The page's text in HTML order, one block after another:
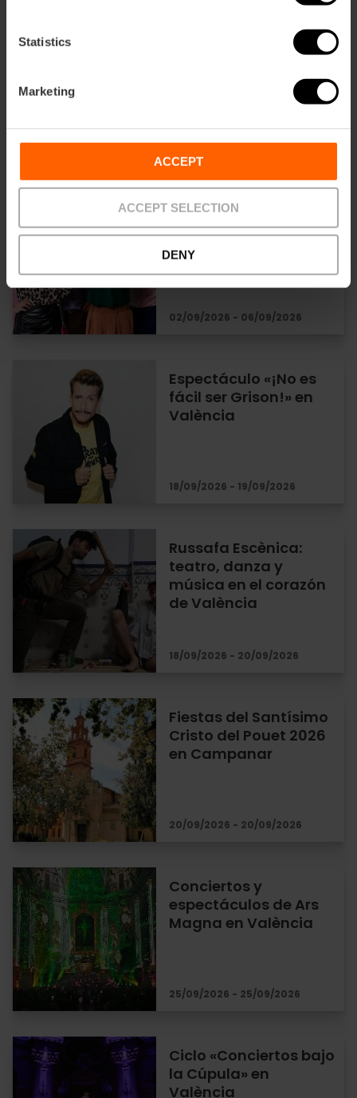
Statistics
Marketing
ACCEPT
ACCEPT SELECTION
DENY
«Bota Antonia»: show
Morancos en València
Comedia «Miénteme»
en València
02/09/2026 - 06/09/2026
Espectáculo «¡No es
fácil ser Grison!» en
València
18/09/2026 - 19/09/2026
Russafa Escènica:
teatro, danza y
música en el corazón
de València
18/09/2026 - 20/09/2026
Fiestas del Santísimo
Cristo del Pouet 2026
en Campanar
20/09/2026 - 20/09/2026
Conciertos y
espectáculos de Ars
Magna en València
25/09/2026 - 25/09/2026
Ciclo «Conciertos bajo
la Cúpula» en
València